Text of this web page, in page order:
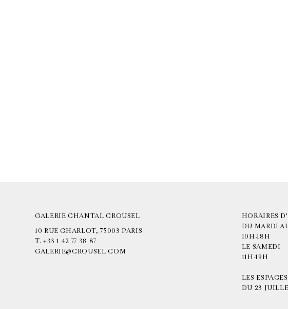
GALERIE CHANTAL CROUSEL
10 RUE CHARLOT, 75003 PARIS
T. +33 1 42 77 38 87
GALERIE@CROUSEL.COM
HORAIRES
DU MARDI
10H-18H
LE SAMEDI
11H-19H
LES
DU 23